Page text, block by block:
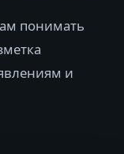
понимать
и